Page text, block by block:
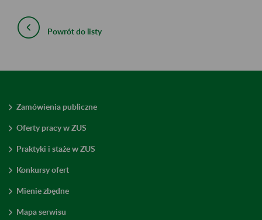
Powrót do listy
Zamówienia publiczne
Oferty pracy w ZUS
Praktyki i staże w ZUS
Konkursy ofert
Mienie zbędne
Mapa serwisu